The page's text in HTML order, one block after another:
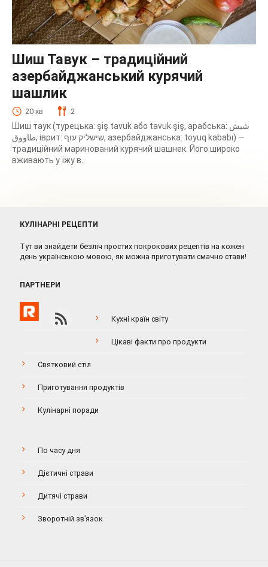
Шиш Тавук – традиційний
азербайджанський курячий
шашлик
20 хв 2
Шиш таук (турецька: şiş tavuk або tavuk şiş, арабська: شيش
طاووق, іврит: שישליק עוף, азербайджанська: toyuq kababı) —
традиційний маринований курячий шашнек. Його широко
вживають у їжу в.
КУЛІНАРНІ РЕЦЕПТИ
Тут ви знайдети безліч простих покрокових рецептів на кожен
день українською мовою, як можна приготувати смачно стави!
ПАРТНЕРИ
Кухні країн світу
Цікаві факти про продукти
Святковий стіл
Приготування продуктів
Кулінарні поради
По часу дня
Дієтичні страви
Дитячі страви
Зворотній зв’язок